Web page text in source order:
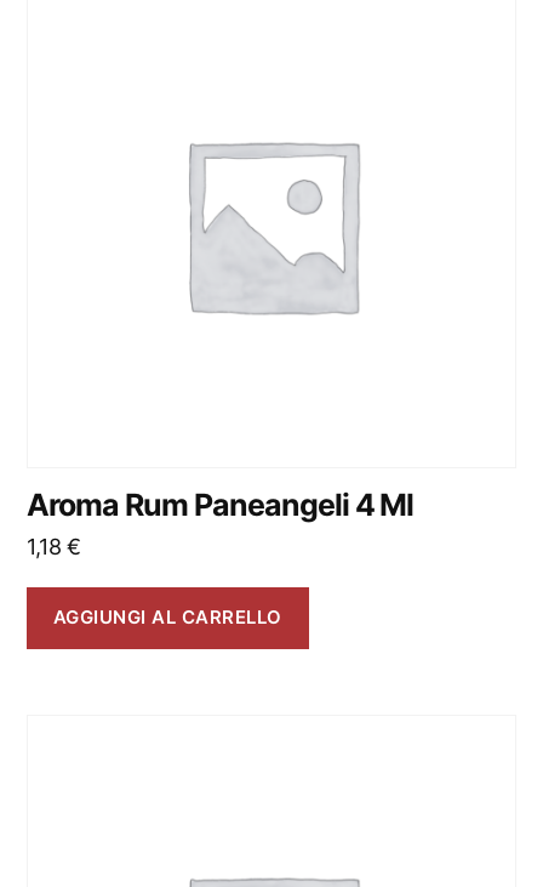
Aroma Rum Paneangeli 4 Ml
1,18€
AGGIUNGI AL CARRELLO